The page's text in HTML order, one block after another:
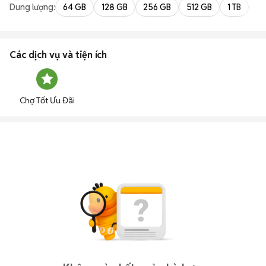
Dung lượng: 64 GB 128 GB 256 GB 512 GB 1 TB
Các dịch vụ và tiện ích
Chợ Tốt Ưu Đãi